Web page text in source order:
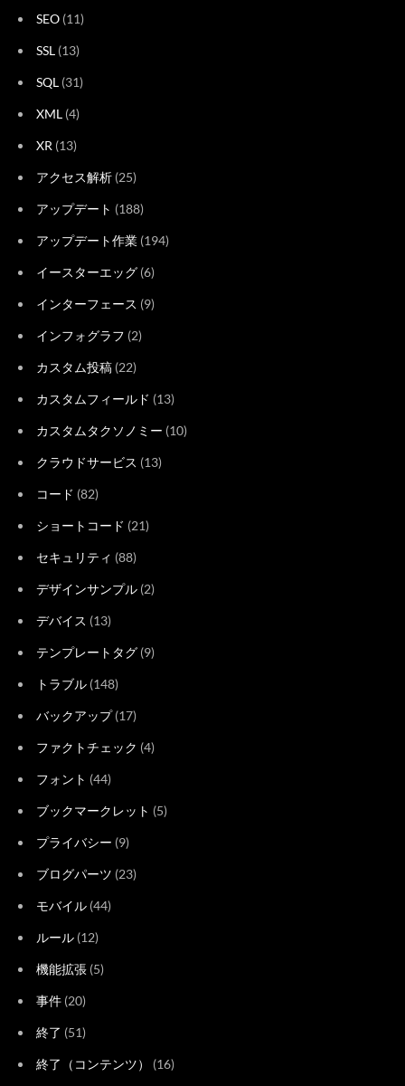
SEO (11)
SSL (13)
SQL (31)
XML (4)
XR (13)
アクセス解析 (25)
アップデート (188)
アップデート作業 (194)
イースターエッグ (6)
インターフェース (9)
インフォグラフ (2)
カスタム投稿 (22)
カスタムフィールド (13)
カスタムタクソノミー (10)
クラウドサービス (13)
コード (82)
ショートコード (21)
セキュリティ (88)
デザインサンプル (2)
デバイス (13)
テンプレートタグ (9)
トラブル (148)
バックアップ(17)
ファクトチェック (4)
フォント (44)
ブックマークレット (5)
プライバシー (9)
ブログパーツ (23)
モバイル (44)
ルール (12)
機能拡張 (5)
事件 (20)
終了 (51)
終了（コンテンツ） (16)